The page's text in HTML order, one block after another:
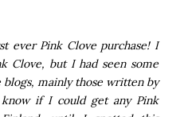
ever Pink Clove purchase! I
Clove, but I had seen some
mainly those written by
if I could get any Pink